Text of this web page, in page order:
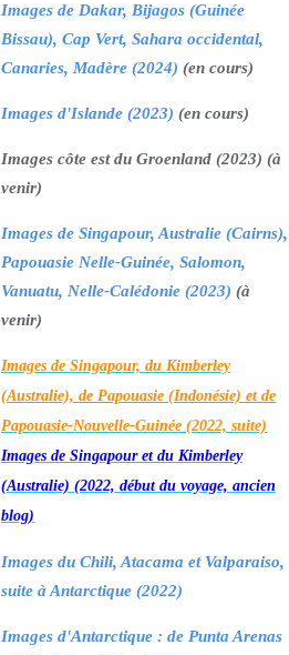
Images de Dakar, Bijagos (Guinée
Bissau), Cap Vert, Sahara occidental,
Canaries, Madère (2024) (en cours)
Images d'Islande (2023) (en cours)
Images côte est du Groenland (2023) (à
venir)
Images de Singapour, Australie (Cairns),
Papouasie Nelle-Guinée, Salomon,
Vanuatu, Nelle-Calédonie (2023) (à
venir)
Images de Singapour, du Kimberley
(Australie), de Papouasie (Indonésie) et de
Papouasie-Nouvelle-Guinée (2022, suite)
Images de Singapour et du Kimberley
(Australie) (2022, début du voyage, ancien
blog)
Images du Chili, Atacama et Valparaiso,
suite à Antarctique (2022)
Images d'Antarctique : de Punta Arenas